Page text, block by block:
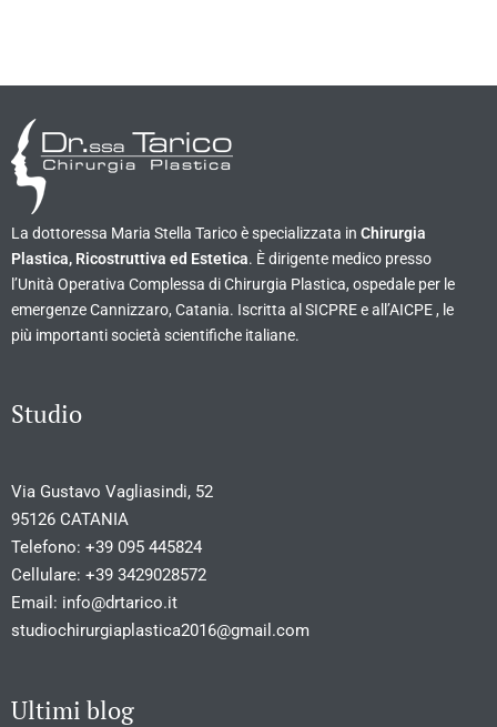
La dottoressa Maria Stella Tarico è specializzata in Chirurgia
Plastica, Ricostruttiva ed Estetica. È dirigente medico presso
l’Unità Operativa Complessa di Chirurgia Plastica, ospedale per le
emergenze Cannizzaro, Catania. Iscritta al SICPRE e all’AICPE , le
più importanti società scientifiche italiane.
Studio
Via Gustavo Vagliasindi, 52
95126 CATANIA
Telefono: +39 095 445824
Cellulare: +39 3429028572
Email: info@drtarico.it
studiochirurgiaplastica2016@gmail.com
Ultimi blog